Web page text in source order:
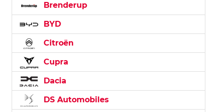
Brenderup
BYD
Citroën
Cupra
Dacia
DS Automobiles